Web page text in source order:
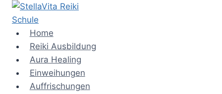
Zum
Inhalt
springenHome
Reiki Ausbildung
Aura Healing
Einweihungen
Auffrischungen